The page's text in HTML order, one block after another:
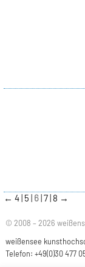
← 4 5 6 7 8 →
© 2008 – 2026
weißensee
Telefon: +49(0)30 477